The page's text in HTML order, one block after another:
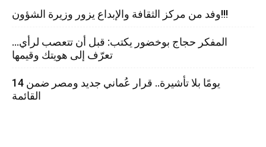
وفد من مركز الثقافة والإبداع يزور وزيرة الشؤون!!!
المفكر حجاج بوخضور يكتب: قبل أن تتعصب لرأي…
تعرّف إلى هويتك وقيمها
14 يومًا بلا تأشيرة.. قرار عُماني جديد ومصر ضمن
القائمة